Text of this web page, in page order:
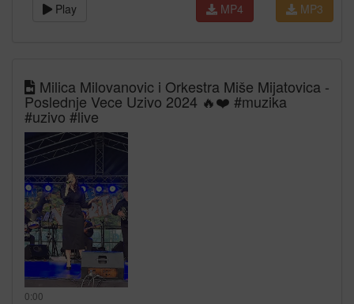
Play MP3
MP4
Milica Milovanovic i Orkestra Miše Mijatovica -
Poslednje Vece Uzivo 2024 🔥❤️ #muzika
#uzivo #live
0:00